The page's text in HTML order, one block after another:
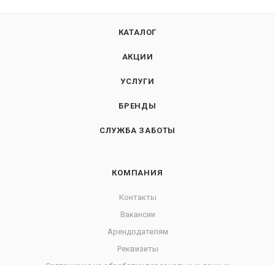
КАТАЛОГ
АКЦИИ
УСЛУГИ
БРЕНДЫ
СЛУЖБА ЗАБОТЫ
КОМПАНИЯ
Контакты
Вакансии
Арендодателям
Реквизиты